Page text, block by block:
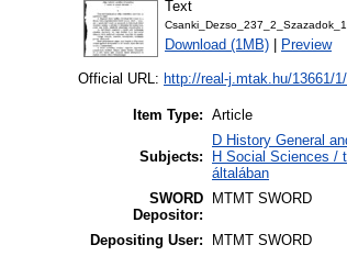
Text
Download (1MB)
Preview
Official URL: http://real-j.mtak.hu/13661/
Item Type: Article
Subjects:
D History General
H Social Sciences /
általában
SWORD
Depositor:
MTMT SWORD
Depositing User:
MTMT SWORD